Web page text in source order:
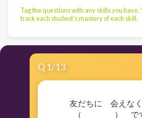
Tag the questions with any skills you
track each student's mastery of each skill.
Q 1/13
友だちに 会えなく
（ ） です